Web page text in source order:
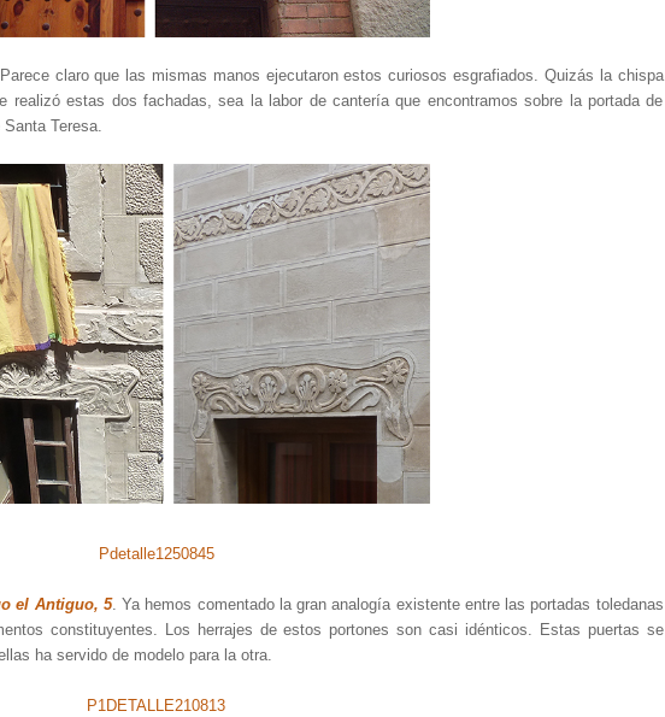
claro que las mismas manos ejecutaron estos curiosos esgrafiados. Quizás la chispa
realizó estas dos fachadas, sea la labor de cantería que encontramos sobre la portada de
Teresa.
el Antiguo, 5. Ya hemos comentado la gran analogía existente entre las portadas toledanas
constituyentes. Los herrajes de estos portones son casi idénticos. Estas puertas se
ha servido de modelo para la otra.